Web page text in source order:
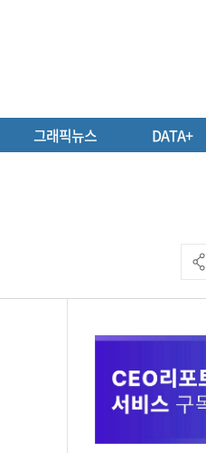
그래픽뉴스 DATA+